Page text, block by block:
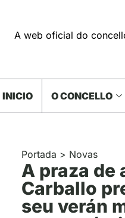
A web oficial do
INICIO O CONCELLO
Portada > Novas
A praza de
Carballo
seu verán